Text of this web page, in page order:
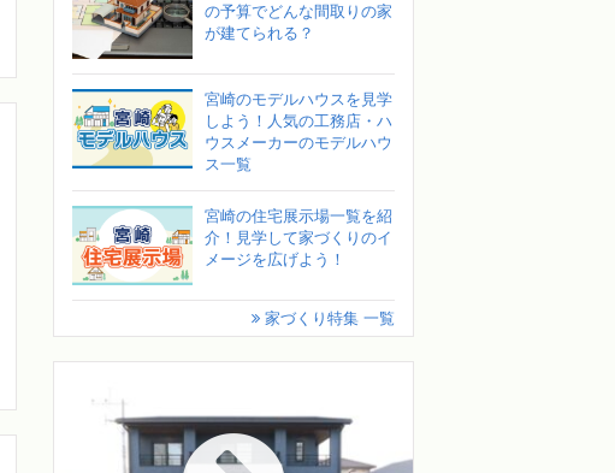
の予算でどんな間取りの家
が建てられる？
宮崎のモデルハウスを見学
しよう！人気の工務店・ハ
ウスメーカーのモデルハウ
ス一覧
宮崎の住宅展示場一覧を紹
介！見学して家づくりのイ
メージを広げよう！
家づくり特集 一覧